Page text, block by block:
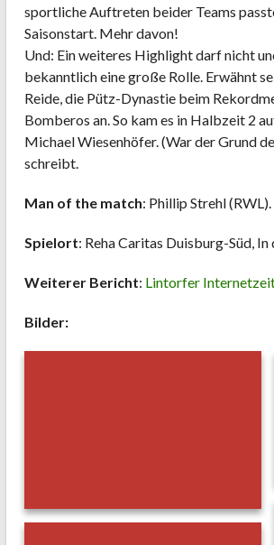
sportliche Auftreten beider Teams
Saisonstart. Mehr davon!
Und: Ein weiteres Highlight darf nicht
bekanntlich eine große Rolle. Erwähnt
Reide, die Pütz-Dynastie beim
Bomberos an. So kam es in Halbzeit 2
Michael Wiesenhöfer. (War der Grund
schreibt.
Man of the match: Phillip Strehl (RWL).
Spielort: Reha Caritas Duisburg-Süd,
Weiterer Bericht: Lintorfer
Bilder: